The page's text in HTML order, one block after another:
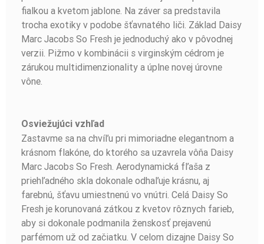
fialkou a kvetom jablone. Na záver sa predstavila
trocha exotiky v podobe šťavnatého liči. Základ Daisy
Marc Jacobs So Fresh je jednoduchý ako v pôvodnej
verzii. Pižmo v kombinácii s virginským cédrom je
zárukou multidimenzionality a úplne novej úrovne
vône.
Osviežujúci vzhľad
Zastavme sa na chvíľu pri mimoriadne elegantnom a
krásnom flakóne, do ktorého sa uzavrela vôňa Daisy
Marc Jacobs So Fresh. Aerodynamická fľaša z
priehľadného skla dokonale odhaľuje krásnu, aj
farebnú, šťavu umiestnenú vo vnútri. Celá Daisy So
Fresh je korunovaná zátkou z kvetov rôznych farieb,
aby si dokonale podmanila ženskosť prejavenú
parfémom už od začiatku. V celom dizajne Daisy So